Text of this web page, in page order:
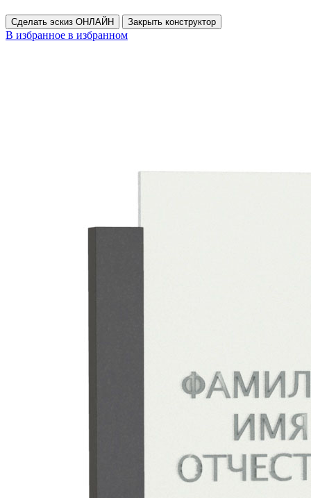
Сделать эскиз ОНЛАЙН Закрыть конструктор
В избранное в избранном